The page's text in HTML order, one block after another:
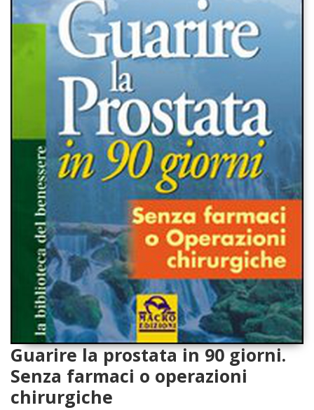
Guarire la prostata in 90 giorni.
Senza farmaci o operazioni
chirurgiche